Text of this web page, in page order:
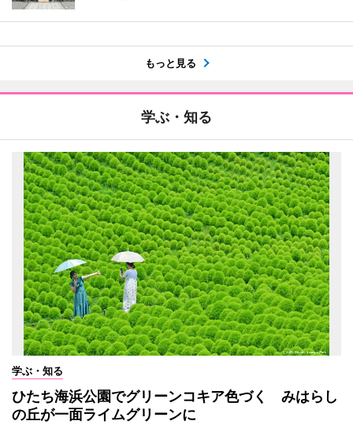
もっと見る
学ぶ・知る
学ぶ・知る
ひたち海浜公園でグリーンコキア色づく みはらし
の丘が一面ライムグリーンに